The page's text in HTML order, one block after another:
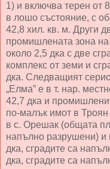
1) и включва терен от
в лошо състояние, с
42,8 хил. кв. м. Други
промишлената зона на
около 2,5 дка с две
комплекс от земи и
дка. Следващият
„Елма” е в т. нар.
42,7 дка и
по-малък имот в
в с. Орешак (общата
напълно разрушени)
дка, сградите са
дка, сградите са